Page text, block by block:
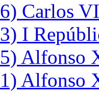
Carlos
I
Alfonso
Alfonso